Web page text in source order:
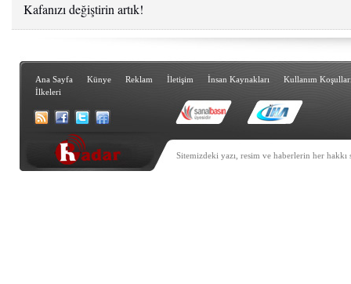
Kafanızı değiştirin artık!
Ana Sayfa Künye Reklam İletişim İnsan Kaynakları
Kullanım
İlkeleri
Sitemizdeki yazı, resim ve haberlerin her